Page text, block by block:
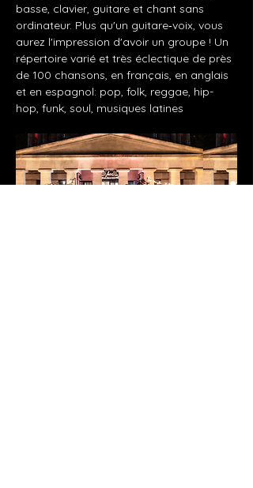
basse, clavier, guitare et chant sans
ordinateur. Plus qu'un guitare‐voix, vous
aurez l'impression d'avoir un groupe ! Un
répertoire varié et très éclectique de près
de 100 chansons, en français, en anglais
et en espagnol: pop, folk, reggae, hip-
hop, funk, soul, musiques latines